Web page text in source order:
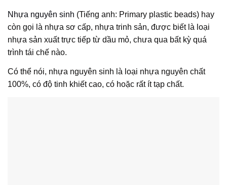
Nhựa nguyên sinh (Tiếng anh: Primary plastic beads) hay
còn gọi là nhựa sơ cấp, nhựa trinh sản, được biết là loại
nhựa sản xuất trực tiếp từ dầu mỏ, chưa qua bất kỳ quá
trình tái chế nào.
Có thể nói, nhựa nguyên sinh là loại nhựa nguyên chất
100%, có độ tinh khiết cao, có hoặc rất ít tạp chất.